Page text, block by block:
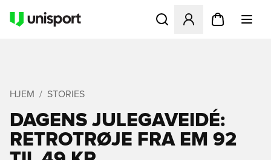
Åbner en Modal til at
HJEM STORIES
DAGENS JULEGAVEIDÉ:
RETROTRØJE FRA EM 92